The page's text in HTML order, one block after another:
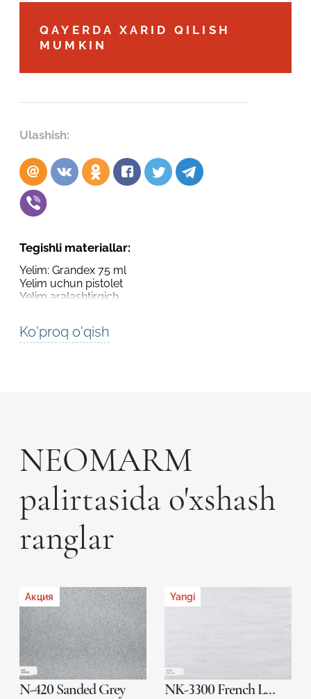
QAYERDA XARID QILISH
MUMKIN
Ulashish:
Tegishli materiallar:
Yelim: Grandex 75 ml
Yelim uchun pistolet
Yelim aralashtirgich
Ko'proq o'qish
NEOMARM
palirtasida o'xshash
ranglar
Акция
N-420 Sanded Grey
Yangi
NK-3300 French Lace
Robot emasligingizni tasdiqlang
ARIZANI YUBORISH
Robot emasligingizni tasdiqlang